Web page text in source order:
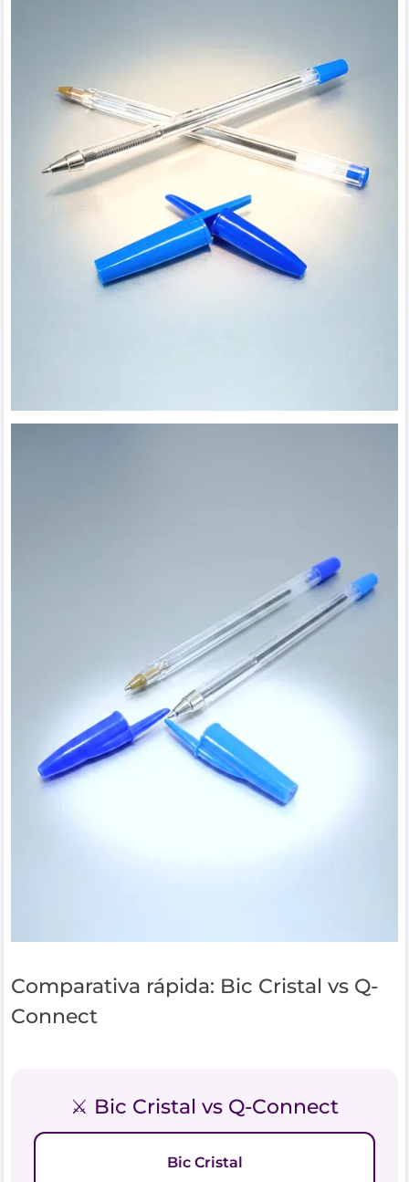
Comparativa rápida: Bic Cristal vs Q-
Connect
⚔️ Bic Cristal vs Q-Connect
Bic Cristal